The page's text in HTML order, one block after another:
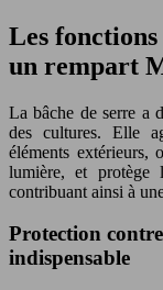
Les fonctions
un rempart
La bâche de serre a
des cultures. Elle
éléments extérieurs,
lumière, et protège
contribuant ainsi à
Protection
indispensable